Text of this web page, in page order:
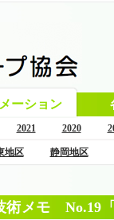
ーション
2021 2020
地区 静岡地区
術メモ No.19